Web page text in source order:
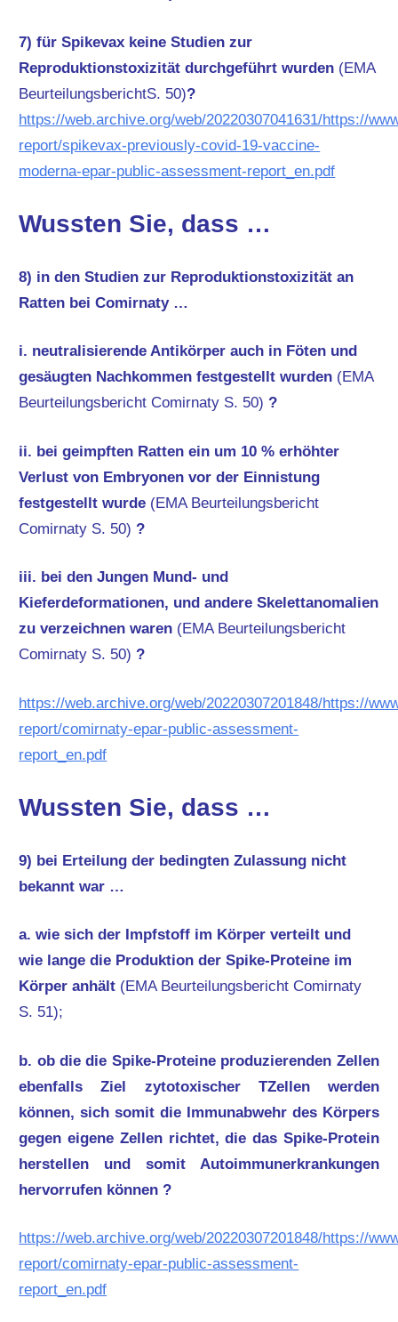
7) für Spikevax keine Studien zur
Reproduktionstoxizität durchgeführt wurden (EMA
BeurteilungsberichtS. 50)?
https://web.archive.org/web/20220307041631/https://
report/spikevax-previously-covid-19-vaccine-
moderna-epar-public-assessment-report_en.pdf
Wussten Sie, dass …
8) in den Studien zur Reproduktionstoxizität an
Ratten bei Comirnaty …
i. neutralisierende Antikörper auch in Föten und
gesäugten Nachkommen festgestellt wurden (EMA
Beurteilungsbericht Comirnaty S. 50) ?
ii. bei geimpften Ratten ein um 10 % erhöhter
Verlust von Embryonen vor der Einnistung
festgestellt wurde (EMA Beurteilungsbericht
Comirnaty S. 50) ?
iii. bei den Jungen Mund- und
Kieferdeformationen, und andere Skelettanomalien
zu verzeichnen waren (EMA Beurteilungsbericht
Comirnaty S. 50) ?
https://web.archive.org/web/20220307201848/https://
report/comirnaty-epar-public-assessment-
report_en.pdf
Wussten Sie, dass …
9) bei Erteilung der bedingten Zulassung nicht
bekannt war …
a. wie sich der Impfstoff im Körper verteilt und
wie lange die Produktion der Spike-Proteine im
Körper anhält (EMA Beurteilungsbericht Comirnaty
S. 51);
b. ob die die Spike-Proteine produzierenden Zellen
ebenfalls Ziel zytotoxischer TZellen werden
können, sich somit die Immunabwehr des Körpers
gegen eigene Zellen richtet, die das Spike-Protein
herstellen und somit Autoimmunerkrankungen
hervorrufen können ?
https://web.archive.org/web/20220307201848/https://
report/comirnaty-epar-public-assessment-
report_en.pdf